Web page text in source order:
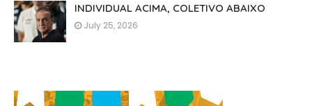
INDIVIDUAL ACIMA, COLETIVO ABAIXO
July 25, 2026